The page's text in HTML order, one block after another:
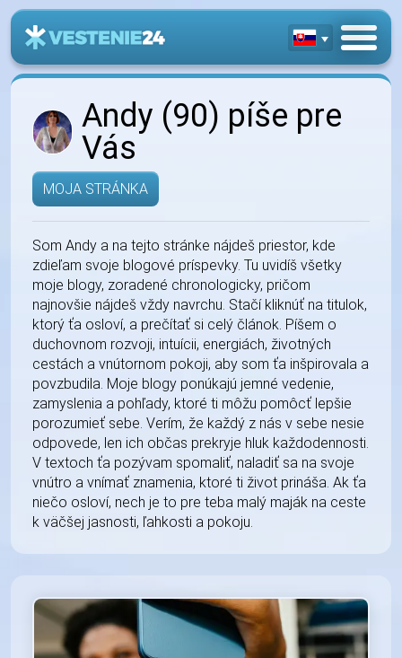
Andy (90) píše pre
Vás
MOJA STRÁNKA
Som Andy a na tejto stránke nájdeš priestor, kde
zdieľam svoje blogové príspevky. Tu uvidíš všetky
moje blogy, zoradené chronologicky, pričom
najnovšie nájdeš vždy navrchu. Stačí kliknúť na titulok,
ktorý ťa osloví, a prečítať si celý článok. Píšem o
duchovnom rozvoji, intuícii, energiách, životných
cestách a vnútornom pokoji, aby som ťa inšpirovala a
povzbudila. Moje blogy ponúkajú jemné vedenie,
zamyslenia a pohľady, ktoré ti môžu pomôcť lepšie
porozumieť sebe. Verím, že každý z nás v sebe nesie
odpovede, len ich občas prekryje hluk každodennosti.
V textoch ťa pozývam spomaliť, naladiť sa na svoje
vnútro a vnímať znamenia, ktoré ti život prináša. Ak ťa
niečo osloví, nech je to pre teba malý maják na ceste
k väčšej jasnosti, ľahkosti a pokoju.